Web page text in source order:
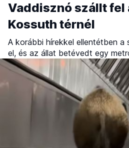
Vaddisznó szállt fel
Kossuth térnél
A korábbi hírekkel ellentétben a
el, és az állat betévedt egy